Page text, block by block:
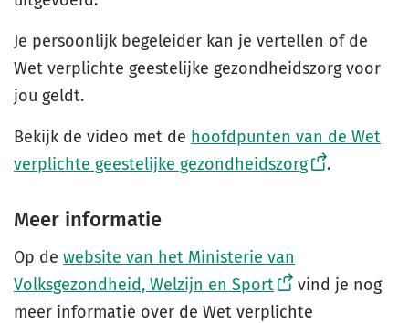
Je persoonlijk begeleider kan je vertellen of de
Wet verplichte geestelijke gezondheidszorg voor
jou geldt.
Bekijk de video met de hoofdpunten van de Wet
verplichte geestelijke gezondheidszorg
.
Meer informatie
Op de website van het Ministerie van
Volksgezondheid, Welzijn en Sport
vind je nog
meer informatie over de Wet verplichte